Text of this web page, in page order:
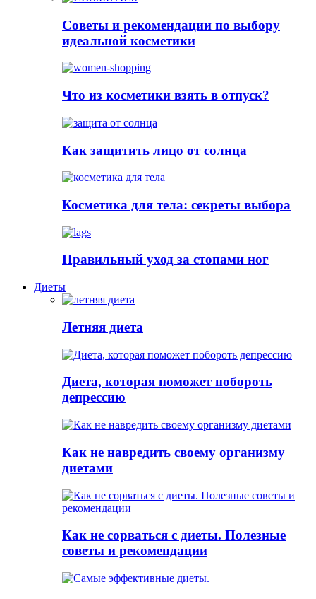
Советы и рекомендации по выбору
идеальной косметики
Что из косметики взять в отпуск?
Как защитить лицо от солнца
Косметика для тела: секреты выбора
Правильный уход за стопами ног
Диеты
Летняя диета
Диета, которая поможет побороть
депрессию
Как не навредить своему организму
диетами
Как не сорваться с диеты. Полезные
советы и рекомендации